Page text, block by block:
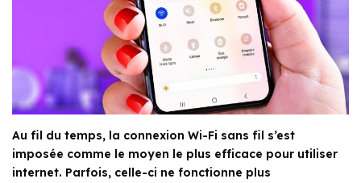
Au fil du temps, la connexion Wi-Fi sans fil s’est
imposée comme le moyen le plus efficace pour utiliser
internet. Parfois, celle-ci ne fonctionne plus